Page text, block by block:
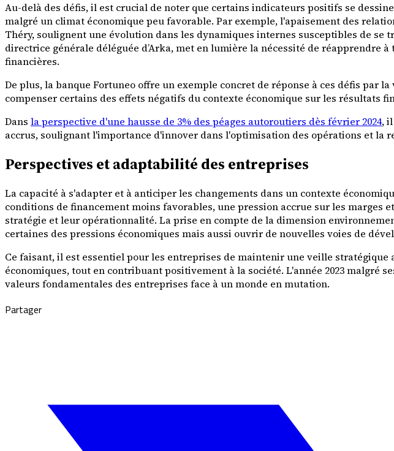
Au-delà des défis, il est crucial de noter que certains indicateurs positifs se
malgré un climat économique peu favorable. Par exemple, l'apaisement des
Théry, soulignent une évolution dans les dynamiques internes susceptibles de
directrice générale déléguée d’Arka, met en lumière la nécessité de
financières.
De plus, la banque Fortuneo offre un exemple concret de réponse à ces défis par
compenser certains des effets négatifs du contexte économique sur les résultats
Dans la perspective d'une hausse de 3% des péages autoroutiers dès février 2024,
accrus, soulignant l'importance d'innover dans l'optimisation des opérations et la
Perspectives et adaptabilité des entreprises
La capacité à s'adapter et à anticiper les changements dans un contexte
conditions de financement moins favorables, une pression accrue sur les
stratégie et leur opérationnalité. La prise en compte de la dimension
certaines des pressions économiques mais aussi ouvrir de nouvelles voies de
Ce faisant, il est essentiel pour les entreprises de maintenir une veille
économiques, tout en contribuant positivement à la société. L'année 2023 malgré
valeurs fondamentales des entreprises face à un monde en mutation.
Partager